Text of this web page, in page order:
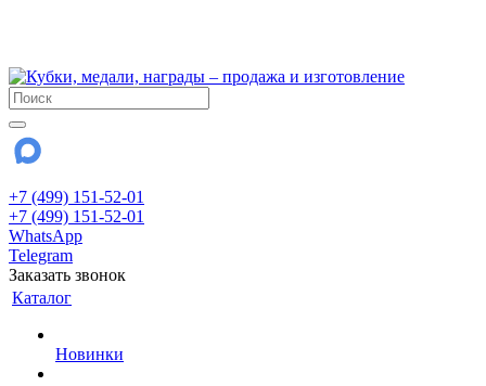
+7 (499) 151-52-01
+7 (499) 151-52-01
WhatsApp
Telegram
Заказать звонок
Каталог
Новинки